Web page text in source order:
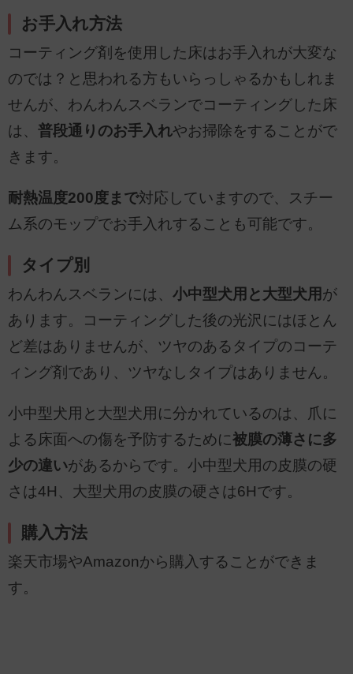
お手入れ方法
コーティング剤を使用した床はお手入れが大変な
のでは？と思われる方もいらっしゃるかもしれま
せんが、わんわんスベランでコーティングした床
は、 普段通りのお手入れやお掃除をすることがで
きます。
耐熱温度200度まで対応していますので、スチー
ム系のモップでお手入れすることも可能です。
タイプ別
わんわんスベランには、 小中型犬用と大型犬用が
あります。コーティングした後の光沢にはほとん
ど差はありませんが、ツヤのあるタイプのコーテ
ィング剤であり、ツヤなしタイプはありません。
小中型犬用と大型犬用に分かれているのは、爪に
よる床面への傷を予防するために被膜の薄さに多
少の違いがあるからです。小中型犬用の皮膜の硬
さは4H、大型犬用の皮膜の硬さは6Hです。
購入方法
楽天市場やAmazonから購入することができま
す。